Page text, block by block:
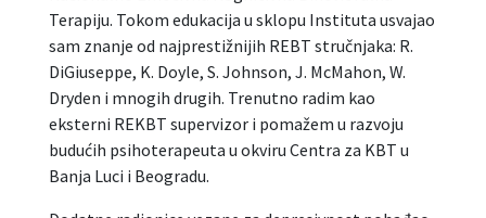
Terapiju. Tokom edukacija u sklopu Instituta usvajao
sam znanje od najprestižnijih REBT stručnjaka: R.
DiGiuseppe, K. Doyle, S. Johnson, J. McMahon, W.
Dryden i mnogih drugih. Trenutno radim kao
eksterni REKBT supervizor i pomažem u razvoju
budućih psihoterapeuta u okviru Centra za KBT u
Banja Luci i Beogradu.